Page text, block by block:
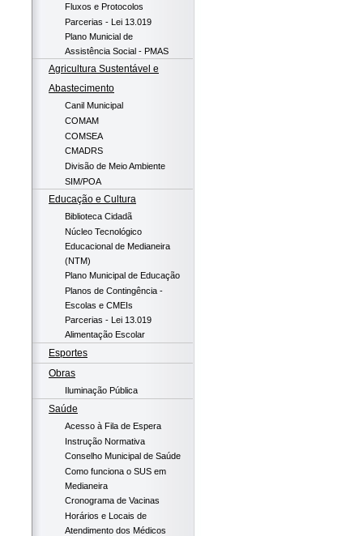
Fluxos e Protocolos
Parcerias - Lei 13.019
Plano Municial de
Assistência Social - PMAS
Agricultura Sustentável e
Abastecimento
Canil Municipal
COMAM
COMSEA
CMADRS
Divisão de Meio Ambiente
SIM/POA
Educação e Cultura
Biblioteca Cidadã
Núcleo Tecnológico
Educacional de Medianeira
(NTM)
Plano Municipal de Educação
Planos de Contingência -
Escolas e CMEIs
Parcerias - Lei 13.019
Alimentação Escolar
Esportes
Obras
Iluminação Pública
Saúde
Acesso à Fila de Espera
Instrução Normativa
Conselho Municipal de Saúde
Como funciona o SUS em
Medianeira
Cronograma de Vacinas
Horários e Locais de
Atendimento dos Médicos